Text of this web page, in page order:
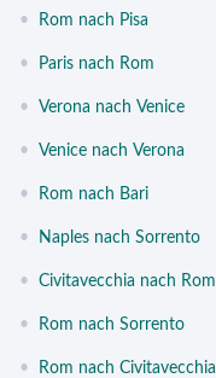
• Rom nach Pisa
• Paris nach Rom
• Verona nach Venice
• Venice nach Verona
• Rom nach Bari
• Naples nach Sorrento
• Civitavecchia nach Rom
• Rom nach Sorrento
• Rom nach Civitavecchia